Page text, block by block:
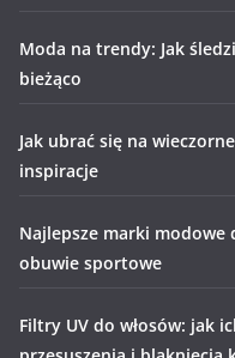
Moda na trendy: Jak
bieżąco
Jak ubrać się na
inspiracje
Najlepsze marki
obuwie sportowe
Filtry UV do włosów: jak